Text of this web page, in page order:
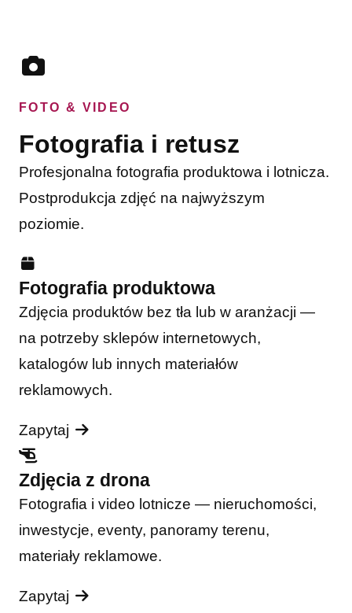
FOTO & VIDEO
Fotografia i retusz
Profesjonalna fotografia produktowa i lotnicza.
Postprodukcja zdjęć na najwyższym
poziomie.
Fotografia produktowa
Zdjęcia produktów bez tła lub w aranżacji —
na potrzeby sklepów internetowych,
katalogów lub innych materiałów
reklamowych.
Zapytaj
Zdjęcia z drona
Fotografia i video lotnicze — nieruchomości,
inwestycje, eventy, panoramy terenu,
materiały reklamowe.
Zapytaj